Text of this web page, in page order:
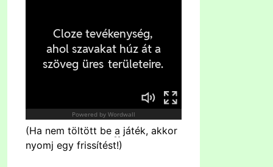
(Ha nem töltött be a játék, akkor
nyomj egy frissítést!)